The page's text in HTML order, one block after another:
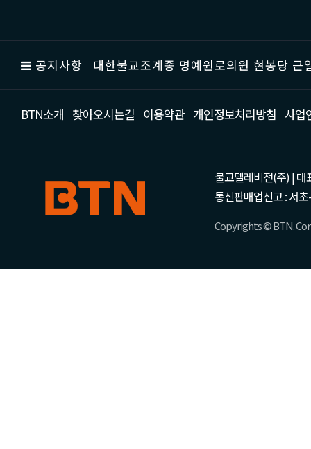
공지사항 대한불교조계종 명예원로의원 현봉당
BTN소개 찾아오시는길 이용약관 개인정보처리방침 사업
불교텔레비전(주) | 대
통신판매업신고 : 서
Copyrights © BTN.